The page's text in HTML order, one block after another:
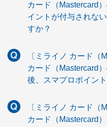
カード（Mastercard
イントが付与されな
すか？
〔ミライノ カード（
カード（Mastercard
後、スマプロポイン
〔ミライノ カード（
カード（Mastercard